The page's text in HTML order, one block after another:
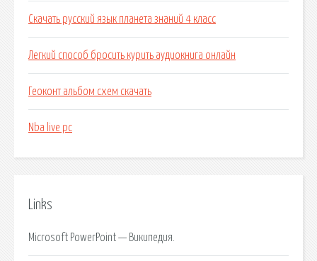
Скачать русский язык планета знаний 4 класс
Легкий способ бросить курить аудиокнига онлайн
Геоконт альбом схем скачать
Nba live pc
Links
Microsoft PowerPoint — Википедия.